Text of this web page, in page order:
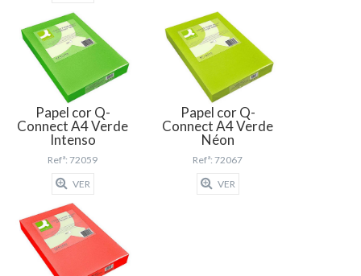
Papel cor Q-
Connect A4 Verde
Intenso
Refª: 72059
VER
Papel cor Q-
Connect A4 Verde
Néon
Refª: 72067
VER